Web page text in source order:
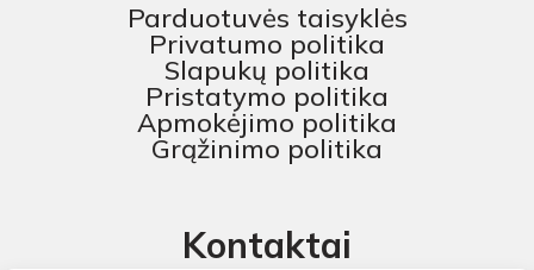
Parduotuvės taisyklės
Privatumo politika
Slapukų politika
Pristatymo politika
Apmokėjimo politika
Grąžinimo politika
Kontaktai